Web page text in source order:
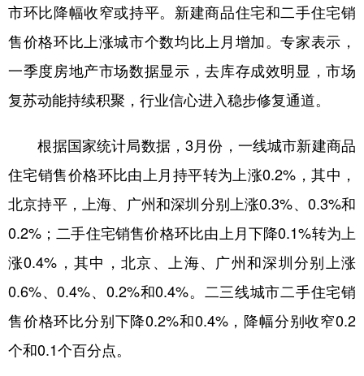
学术中国 乡村振兴 银龄 溯源中国
城市 旅游 能源 会展
彩票 娱乐 时尚 悦读
文化产业
地方频道
北京 天津 河北 山西
浙江 安徽 江西
山东
市环比降幅收窄或持平。新建商品住宅和二手住宅销
售价格环比上涨城市个数均比上月增加。专家表示，
一季度房地产市场数据显示，去库存成效明显，市场
复苏动能持续积聚，行业信心进入稳步修复通道。
根据国家统计局数据，3月份，一线城市新建商品
住宅销售价格环比由上月持平转为上涨0.2%，其中，
北京持平，上海、广州和深圳分别上涨0.3%、0.3%和
0.2%；二手住宅销售价格环比由上月下降0.1%转为上
涨0.4%，其中，北京、上海、广州和深圳分别上涨
0.6%、0.4%、0.2%和0.4%。二三线城市二手住宅销
售价格环比分别下降0.2%和0.4%，降幅分别收窄0.2
个和0.1个百分点。